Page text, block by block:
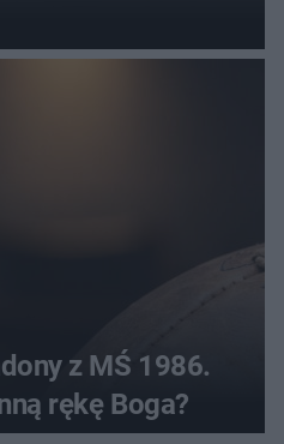
z MŚ 1986.
rękę Boga?